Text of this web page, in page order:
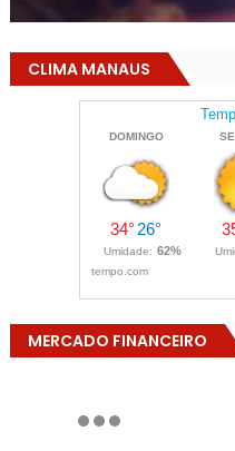
CLIMA MANAUS
MERCADO FINANCEIRO